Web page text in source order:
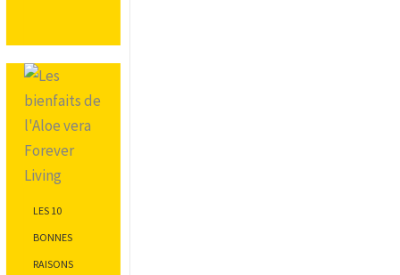
LES 10
BONNES
RAISONS